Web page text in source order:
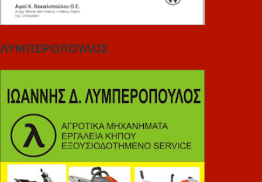
ΛΥΜΠΕΡΟΠΟΥΛΟΣ